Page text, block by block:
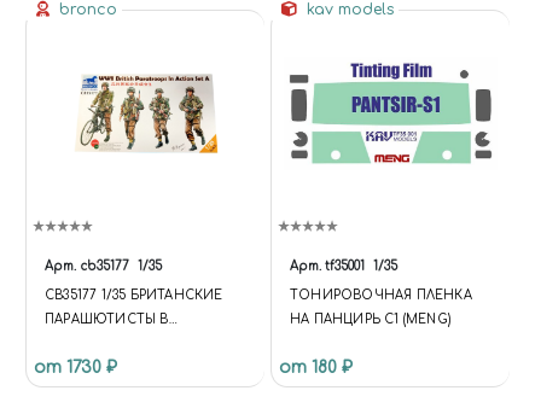
bronco
Арт. cb35177 1/35
CB35177 1/35 БРИТАНСКИЕ
ПАРАШЮТИСТЫ В
от 1730 ₽
kav models
Арт. tf35001 1/35
ТОНИРОВОЧНАЯ ПЛЕНКА
НА ПАНЦИРЬ С1 (MENG)
от 180 ₽